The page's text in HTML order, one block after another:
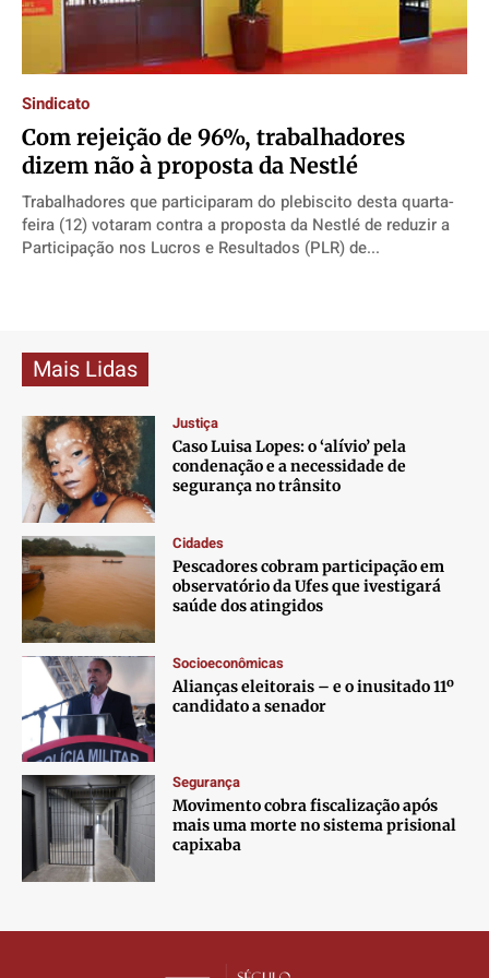
Direitos
Economia
Colunas
Caetano Roque
Jr Mignone (in memorian)
Wanda Sily
Anuncie
Quem Somos
Expediente
Contato
Anuncie
Termos de Uso
Privacidade
Direitos
Economia
Colunas
Caetano Roque
Jr Mignone (in memorian)
Wanda Sily
Anuncie
Quem Somos
Expediente
Contato
Anuncie
Termos de Uso
Privacidade
Direitos
Economia
Colunas
Caetano Roque
Jr Mignone (in memorian)
Wanda Sily
Anuncie
Quem Somos
Expediente
Contato
Anuncie
Termos de Uso
Privacidade
Direitos
Economia
Colunas
Caetano Roque
Jr Mignone (in memorian)
Wanda Sily
Anuncie
Quem Somos
Expediente
Contato
Anuncie
Termos de Uso
Privacidade
Sindicato
Com rejeição de 96%, trabalhadores
dizem não à proposta da Nestlé
Trabalhadores que participaram do plebiscito desta quarta-
feira (12) votaram contra a proposta da Nestlé de reduzir a
Participação nos Lucros e Resultados (PLR) de...
Mais Lidas
Justiça
Caso Luisa Lopes: o ‘alívio’ pela
condenação e a necessidade de
segurança no trânsito
Cidades
Pescadores cobram participação em
observatório da Ufes que ivestigará
saúde dos atingidos
Socioeconômicas
Alianças eleitorais – e o inusitado 11º
candidato a senador
Segurança
Movimento cobra fiscalização após
mais uma morte no sistema prisional
capixaba